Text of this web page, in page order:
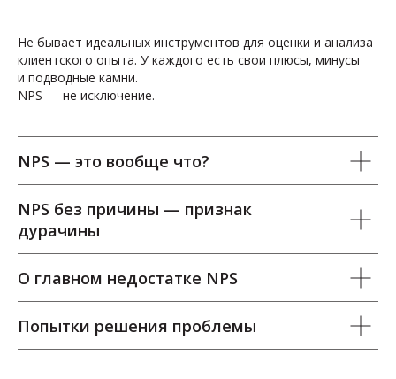
Не бывает идеальных инструментов для оценки и анализа
клиентского опыта. У каждого есть свои плюсы, минусы
и подводные камни.
NPS — не исключение.
NPS — это вообще что?
NPS без причины — признак
дурачины
О главном недостатке NPS
Попытки решения проблемы